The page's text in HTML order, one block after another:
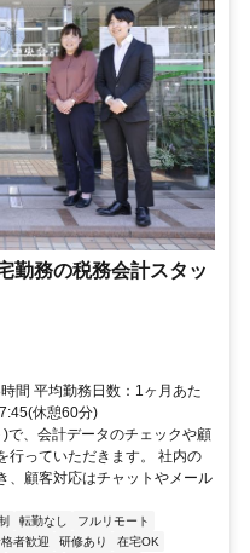
勤務の税務会計スタッ
間 平均勤務日数：1ヶ月あた
休憩60分)
で、会計データのチェックや顧
行っていただきます。 社内の
、顧客対応はチャットやメール
転勤なし
フルリモート
者歓迎 研修あり
在宅OK